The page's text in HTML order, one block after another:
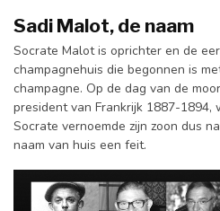
Sadi Malot, de naam
Socrate Malot is oprichter en de
champagnehuis die begonnen is
champagne. Op de dag van de
president van Frankrijk 1887-1894,
Socrate vernoemde zijn zoon dus
naam van huis een feit.